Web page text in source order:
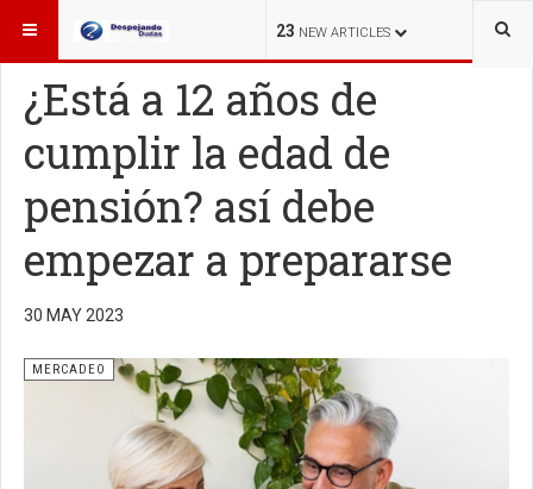
23 NEW ARTICLES
ESTÁ AQUÍ: MERCADEO
¿Está a 12 años de
cumplir la edad de
pensión? así debe
empezar a prepararse
30 MAY 2023
MERCADEO